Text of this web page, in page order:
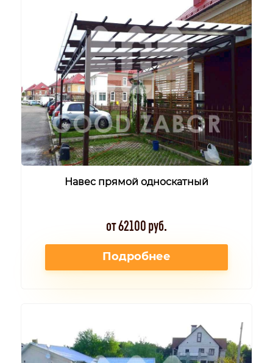
Навес прямой односкатный
от 62100 руб.
Подробнее